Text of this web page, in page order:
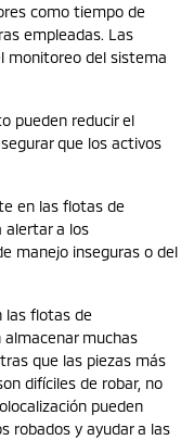
como tiempo de
empleadas. Las
monitoreo del sistema
pueden reducir el
que los activos
en las flotas de
alertar a los
manejo inseguras o del
las flotas de
muchas
que las piezas más
difíciles de robar, no
pueden
robados y ayudar a las